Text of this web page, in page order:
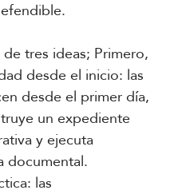
tres ideas; Primero,
desde el inicio: las
desde el primer día,
un expediente
y ejecuta
documental.
las